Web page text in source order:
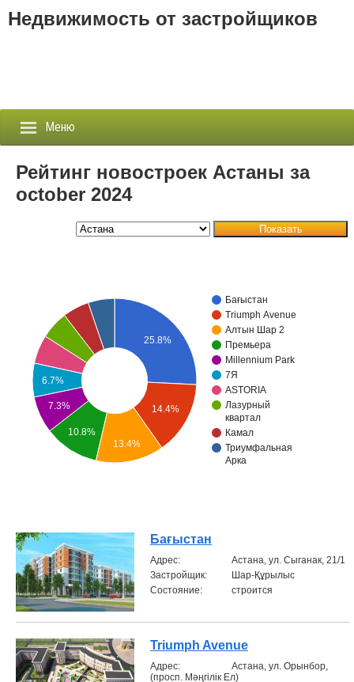
Недвижимость от застройщиков
Меню
Застройщики
Новостройки
Агентства
Объявления
Кабинет
Рейтинг новостроек Астаны за
october 2024
Показать
Бағыстан
Triumph Avenue
Алтын Шар 2
Премьера
Millennium Park
7Я
ASTORIA
Лазурный
квартал
Камал
Триумфальная
Арка
25.8%
14.4%
6.7%
7.3%
10.8%
13.4%
Бағыстан
Aдрес:
Астана, ул. Сыганак, 21/1
Застройщик:
Шар-Құрылыс
Состояние:
строится
Triumph Avenue
Aдрес:
Астана, ул. Орынбор,
(просп. Мәңгілік Ел)